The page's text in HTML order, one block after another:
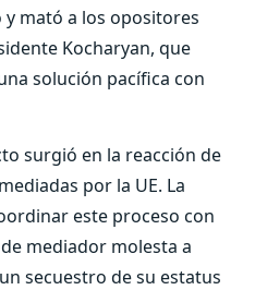
mató a los opositores
Kocharyan, que
solución pacífica con
surgió en la reacción de
por la UE. La
este proceso con
mediador molesta a
secuestro de su estatus